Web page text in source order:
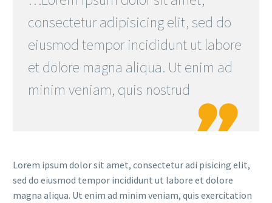
consectetur adipisicing elit, sed do
eiusmod tempor incididunt ut labore
et dolore magna aliqua. Ut enim ad
minim veniam, quis nostrud

Lorem ipsum dolor sit amet, consectetur adi pisicing elit,
sed do eiusmod tempor incididunt ut labore et dolore
magna aliqua. Ut enim ad minim veniam, quis exercitation